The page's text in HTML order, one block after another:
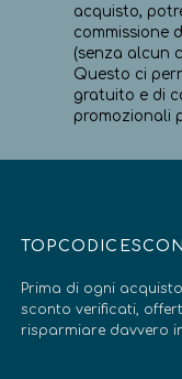
acquisto,
commissione
(senza alcun
Questo ci
gratuito e di
promozionali
Prima di ogni
sconto verificati,
risparmiare davvero